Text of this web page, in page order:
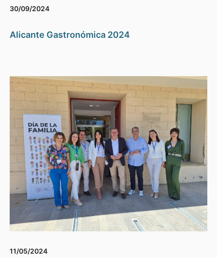
30/09/2024
Alicante Gastronómica 2024
11/05/2024